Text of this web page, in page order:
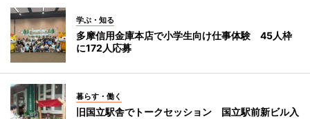
学ぶ・知る
多摩信用金庫本店で小学生向け仕事体験 45人枠
に172人応募
暮らす・働く
旧国立駅舎でトークセッション 国立駅前新ビル入